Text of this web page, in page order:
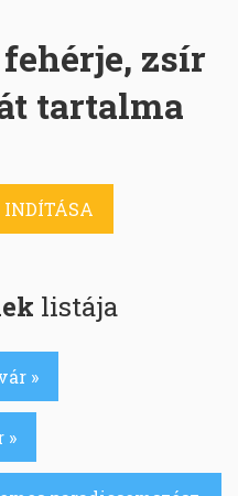
zsír
tartalma
INDÍTÁSA
listája
»
»